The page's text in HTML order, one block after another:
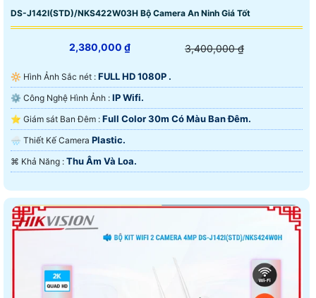
DS-J142I(STD)/NKS422W03H Bộ Camera An Ninh Giá Tốt
2,380,000 ₫ 3,400,000 ₫
🔆 Hình Ảnh Sắc nét : FULL HD 1080P .
⚙ Công Nghệ Hình Ảnh : IP Wifi.
⭐ Giám sát Ban Đêm : Full Color 30m Có Màu Ban Ðêm.
🌧️ Thiết Kế Camera Plastic.
️⌘ Khả Năng : Thu Âm Và Loa.